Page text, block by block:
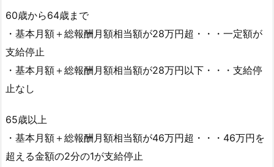
60歳から64歳まで
・基本月額＋総報酬月額相当額が28万円超・・・一定額が
支給停止
・基本月額＋総報酬月額相当額が28万円以下・・・支給停
止なし
65歳以上
・基本月額＋総報酬月額相当額が46万円超・・・46万円を
超える金額の2分の1が支給停止